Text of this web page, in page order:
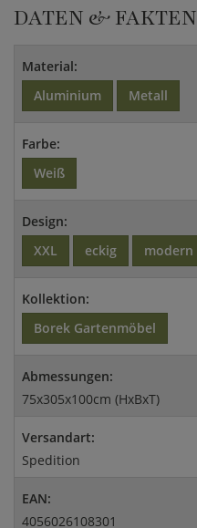
DATEN & FAKTEN
Material:
Aluminium
Metall
Farbe:
Weiß
Design:
XXL
eckig modern
Kollektion:
Borek Gartenmöbel
Abmessungen:
75x305x100cm (HxBxT)
Versandart:
Spedition
EAN:
4056026108301